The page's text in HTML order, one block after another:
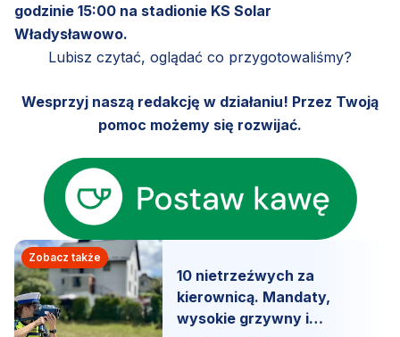
godzinie 15:00 na stadionie KS Solar
Władysławowo.
Lubisz czytać, oglądać co przygotowaliśmy?
Wesprzyj naszą redakcję w działaniu! Przez Twoją
pomoc możemy się rozwijać.
Zobacz także
10 nietrzeźwych za
kierownicą. Mandaty,
wysokie grzywny i